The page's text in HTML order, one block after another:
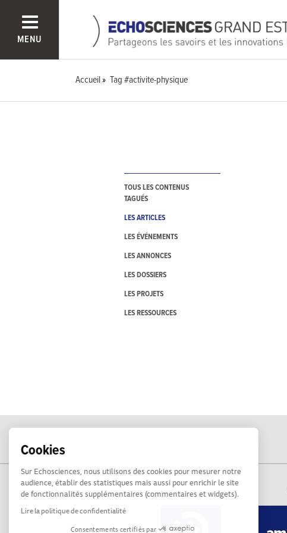
Cookies
Sur Echosciences, nous utilisons des cookies pour mesurer notre
audience, établir des statistiques mais aussi pour enrichir le site
de fonctionnalités supplémentaires (commentaires et widgets).
Lire la politique de confidentialité
Consentements certifiés par
MENU
Accueil Tag #activite-physique
TOUS LES CONTENUS
TAGUÉS
LES ARTICLES
LES ÉVÉNEMENTS
LES ANNONCES
LES DOSSIERS
LES PROJETS
LES RESSOURCES